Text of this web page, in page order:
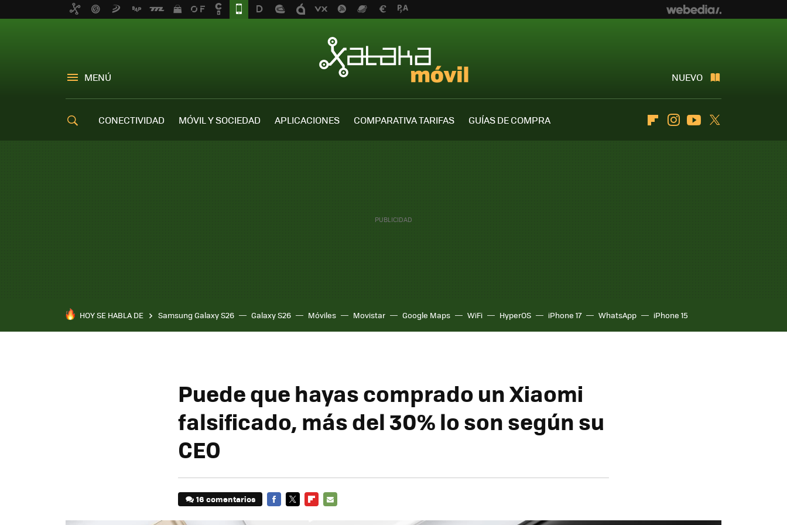
MENÚ NUEVO
CONECTIVIDAD MÓVIL Y SOCIEDAD APLICACIONES COMPARATIVA TARIFAS
GUÍAS DE COMPRA
FlipboardInstagramYoutube
HOY SE HABLA DE Samsung Galaxy S26 Galaxy S26 Móviles Movistar Google Maps WiFi HyperOS iPhone 17 WhatsApp iPhone 15
Puede que hayas comprado un Xiaomi
falsificado, más del 30% lo son según su
CEO
16 comentarios